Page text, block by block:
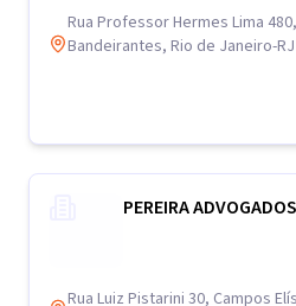
Rua Professor Hermes Lima
Bandeirantes, Rio de Janeiro-RJ
PEREIRA ADVOGADOS
Rua Luiz Pistarini 30, Campos